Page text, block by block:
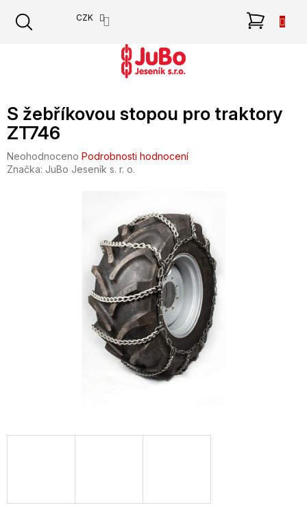
obsah
CZK
S žebříkovou stopou pro traktory
ZT746
Průměrné
hodnocení
Neohodnoceno Podrobnosti hodnocení
Značka: JuBo Jeseník s. r. o.